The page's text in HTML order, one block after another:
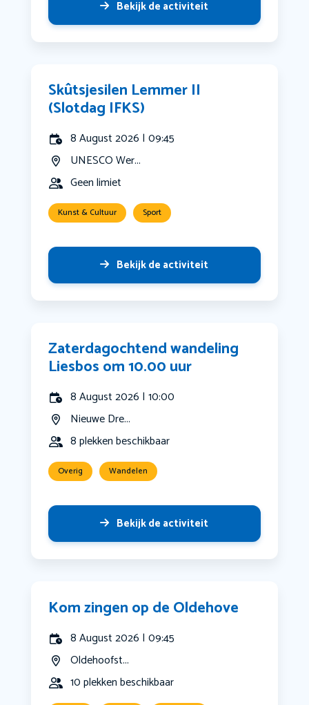
Bekijk de activiteit
Skûtsjesilen Lemmer II
(Slotdag IFKS)
8 August 2026 | 09:45
UNESCO Wer...
Geen limiet
Kunst & Cultuur Sport
Bekijk de activiteit
Zaterdagochtend wandeling
Liesbos om 10.00 uur
8 August 2026 | 10:00
Nieuwe Dre...
8 plekken beschikbaar
Overig Wandelen
Bekijk de activiteit
Kom zingen op de Oldehove
8 August 2026 | 09:45
Oldehoofst...
10 plekken beschikbaar